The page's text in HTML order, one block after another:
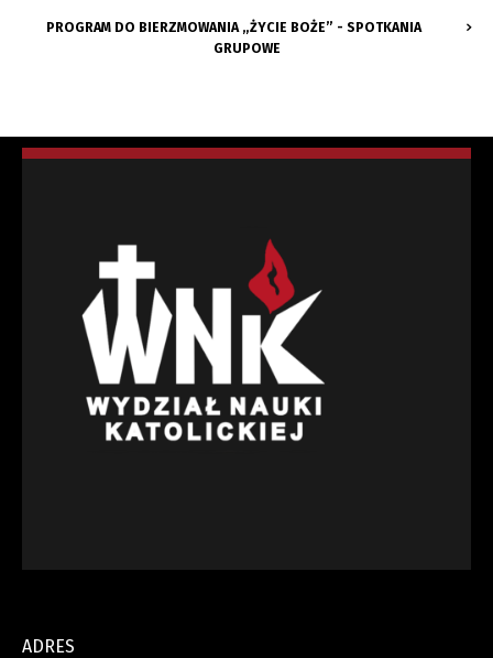
PROGRAM DO BIERZMOWANIA „ŻYCIE BOŻE” - SPOTKANIA
GRUPOWE
ADRES